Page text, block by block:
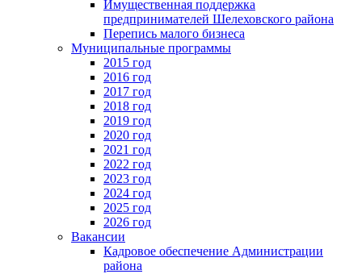
Имущественная поддержка
предпринимателей Шелеховского района
Перепись малого бизнеса
Муниципальные программы
2015 год
2016 год
2017 год
2018 год
2019 год
2020 год
2021 год
2022 год
2023 год
2024 год
2025 год
2026 год
Вакансии
Кадровое обеспечение Администрации
района